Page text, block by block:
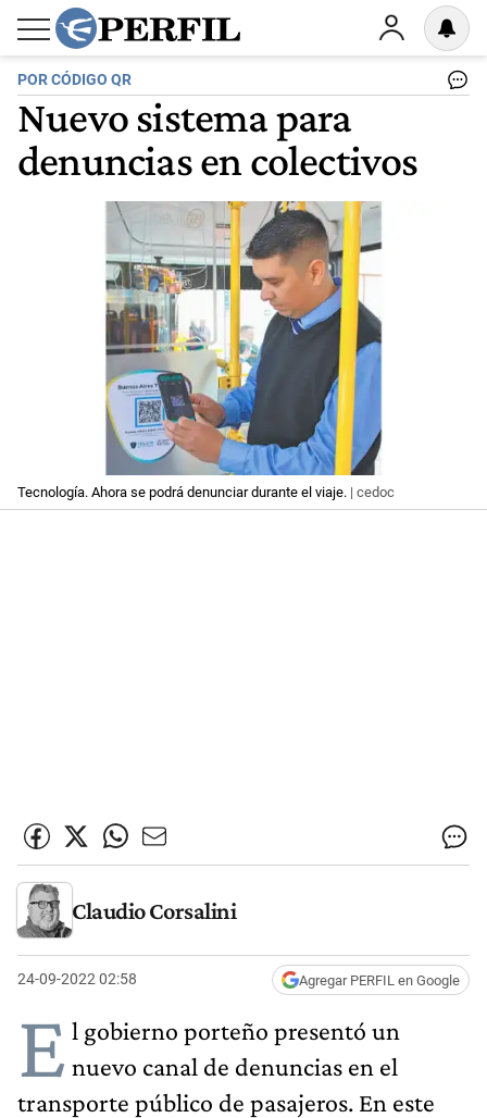
POR CÓDIGO QR
Nuevo sistema para
denuncias en colectivos
Tecnología. Ahora se podrá denunciar durante el viaje. | cedoc
Claudio Corsalini
24-09-2022 02:58 Agregar PERFIL en Google
E l gobierno porteño presentó un
nuevo canal de denuncias en el
transporte público de pasajeros. En este